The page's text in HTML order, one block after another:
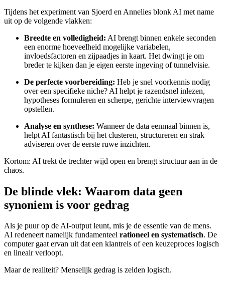
Tijdens het experiment van Sjoerd en Annelies blonk AI met name
uit op de volgende vlakken:
Breedte en volledigheid: AI brengt binnen enkele seconden
een enorme hoeveelheid mogelijke variabelen,
invloedsfactoren en zijpaadjes in kaart. Het dwingt je om
breder te kijken dan je eigen eerste ingeving of tunnelvisie.
De perfecte voorbereiding: Heb je snel voorkennis nodig
over een specifieke niche? AI helpt je razendsnel inlezen,
hypotheses formuleren en scherpe, gerichte interviewvragen
opstellen.
Analyse en synthese: Wanneer de data eenmaal binnen is,
helpt AI fantastisch bij het clusteren, structureren en strak
adviseren over de eerste ruwe inzichten.
Kortom: AI trekt de trechter wijd open en brengt structuur aan in de
chaos.
De blinde vlek: Waarom data geen
synoniem is voor gedrag
Als je puur op de AI-output leunt, mis je de essentie van de mens.
AI redeneert namelijk fundamenteel rationeel en systematisch. De
computer gaat ervan uit dat een klantreis of een keuzeproces logisch
en lineair verloopt.
Maar de realiteit? Menselijk gedrag is zelden logisch.